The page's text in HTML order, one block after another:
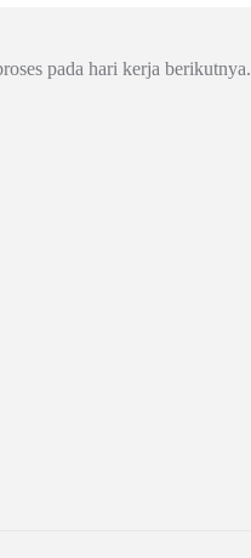
pada hari kerja berikutnya.